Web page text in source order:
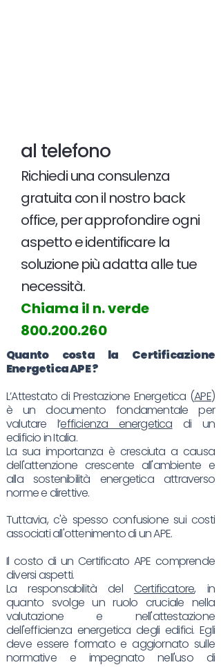
al telefono
Richiedi una consulenza
gratuita con il nostro back
office, per approfondire ogni
aspetto e identificare la
soluzione più adatta alle tue
necessità.
Chiama il n. verde
800.200.260
Quanto costa la Certificazione
EnergeticaAPE?
L’Attestato di Prestazione Energetica (APE)
è un documento fondamentale per
valutare l’efficienza energetica di un
edificio in Italia.
La sua importanza è cresciuta a causa
dell'attenzione crescente all'ambiente e
alla sostenibilità energetica attraverso
norme e direttive.
Tuttavia, c'è spesso confusione sui costi
associati all'ottenimento di un APE.
Il costo di un Certificato APE comprende
diversi aspetti.
La responsabilità del Certificatore, in
quanto svolge un ruolo cruciale nella
valutazione e nell'attestazione
dell'efficienza energetica degli edifici. Egli
deve essere formato e aggiornato sulle
normative e impegnato nell'uso di